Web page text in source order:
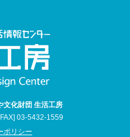
文化財団 生活工房
03-5432-1559
ポリシー